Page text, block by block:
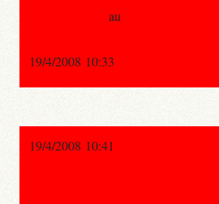
au
19/4/2008 10:33
19/4/2008 10:41